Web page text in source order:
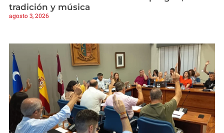
tradición y música
agosto 3, 2026